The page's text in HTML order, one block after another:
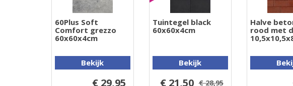
60Plus Soft
Comfort grezzo
60x60x4cm
Bekijk
€ 29,95
Tuintegel black
60x60x4cm
Bekijk
€ 21,50 € 28,95
Halve
rood met